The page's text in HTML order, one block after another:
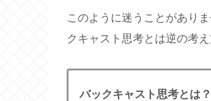
このように迷うことがあり
クキャスト思考とは逆の考
バックキャスト思考とは？